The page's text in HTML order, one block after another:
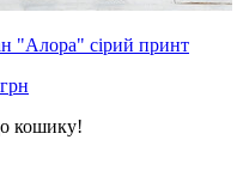
"Алора" сірий принт
кошику!